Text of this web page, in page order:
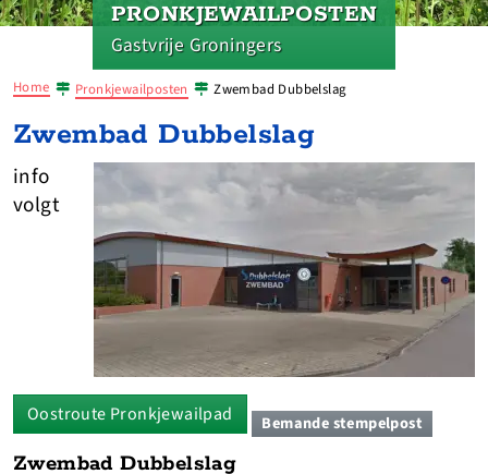
PRONKJEWAILPOSTEN
Gastvrije Groningers
Home Pronkjewailposten Zwembad Dubbelslag
Zwembad Dubbelslag
info
volgt
Oostroute Pronkjewailpad Bemande stempelpost
Zwembad Dubbelslag